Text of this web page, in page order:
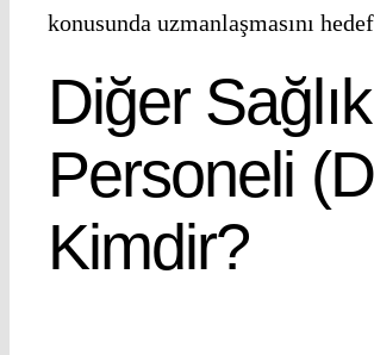
konusunda uzmanlaşmasını
Diğer Sağlık
Personeli
Kimdir?